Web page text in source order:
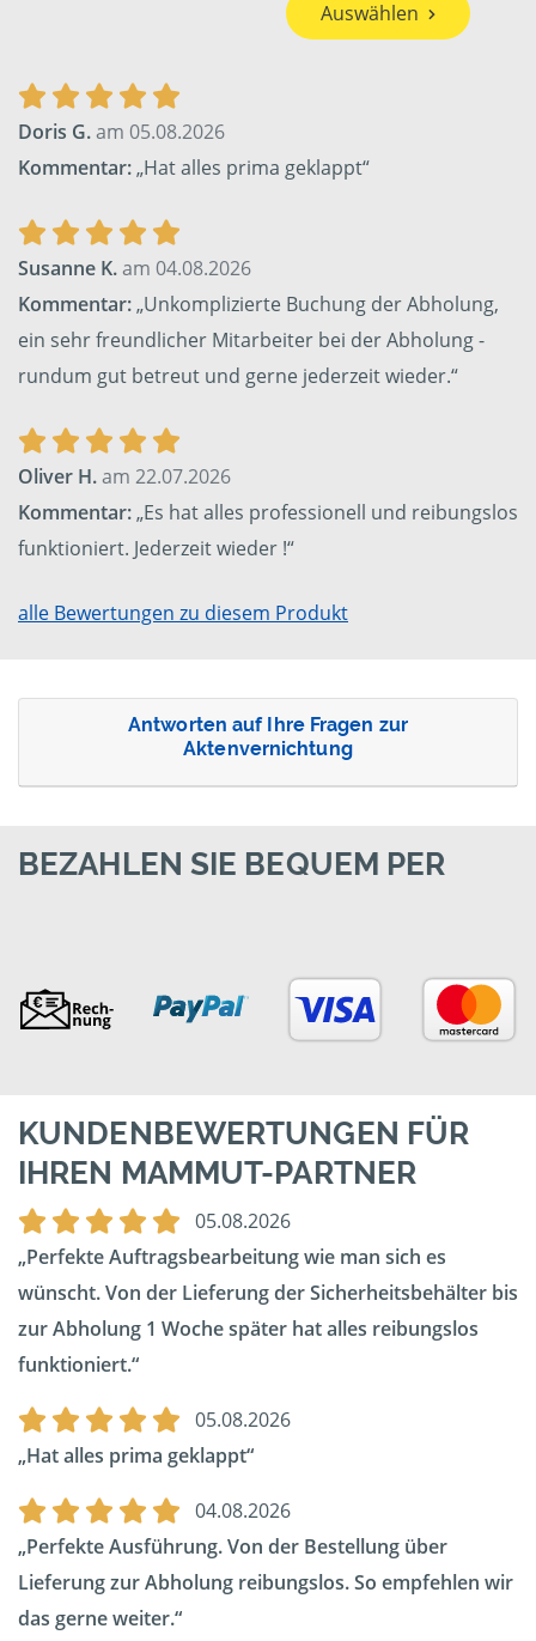
Auswählen
Doris G.am 05.08.2026
Kommentar:„Hat alles prima geklappt“
Susanne K.am 04.08.2026
Kommentar:„Unkomplizierte Buchung der Abholung,
ein sehr freundlicher Mitarbeiter bei der Abholung -
rundum gut betreut und gerne jederzeit wieder.“
Oliver H.am 22.07.2026
Kommentar:„Es hat alles professionell und reibungslos
funktioniert. Jederzeit wieder !“
alle Bewertungen zu diesem Produkt
Antworten auf Ihre Fragen zur
Aktenvernichtung
BEZAHLEN SIE BEQUEM PER
KUNDENBEWERTUNGEN FÜR
IHREN MAMMUT-PARTNER
05.08.2026
Perfekte Auftragsbearbeitung wie man sich es
wünscht. Von der Lieferung der Sicherheitsbehälter bis
zur Abholung 1 Woche später hat alles reibungslos
funktioniert.
05.08.2026
Hat alles prima geklappt
04.08.2026
Perfekte Ausführung. Von der Bestellung über
Lieferung zur Abholung reibungslos. So empfehlen wir
das gerne weiter.